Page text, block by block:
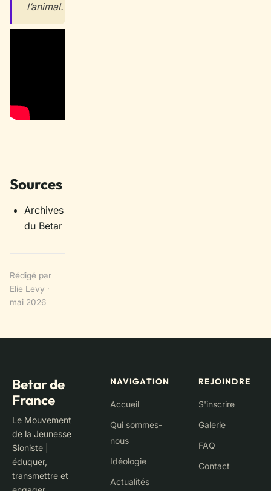
l’animal.
Sources
Archives
du Betar
Rédigé par
Elie Levy ·
mai 2026
Betar de
France
Le Mouvement
de la Jeunesse
Sioniste |
éduquer,
transmettre et
NAVIGATION
Accueil
Qui sommes-
nous
Idéologie
Actualités
REJOINDRE
S'inscrire
Galerie
FAQ
Contact